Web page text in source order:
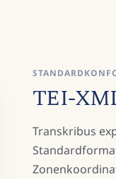
TEI-
Transkribus